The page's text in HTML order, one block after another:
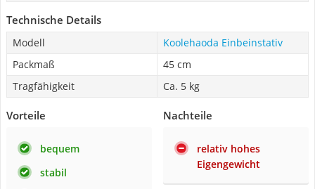
Technische Details
Modell
Koolehaoda Einbeinstativ
Packmaß
45 cm
Tragfähigkeit
Ca. 5 kg
Vorteile
bequem
stabil
Nachteile
relativ hohes
Eigengewicht